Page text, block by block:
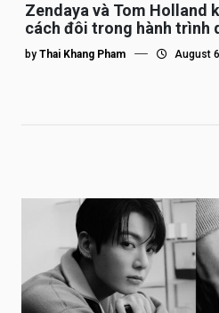
Zendaya và Tom Holland
cách đôi trong hành trình
by Thai Khang Pham August